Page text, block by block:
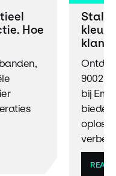
Hoe
9002
bij
bieden
READ